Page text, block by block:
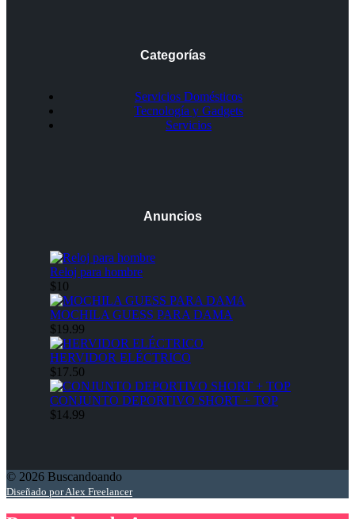
Categorías
Servicios Domésticos
Tecnología y Gadgets
Servicios
Anuncios
Reloj para hombre
$10
MOCHILA GUESS PARA DAMA
$19.99
HERVIDOR ELÉCTRICO
$17.50
CONJUNTO DEPORTIVO SHORT + TOP
$14.99
© 2026 Buscandoando
Diseñado por Alex Freelancer